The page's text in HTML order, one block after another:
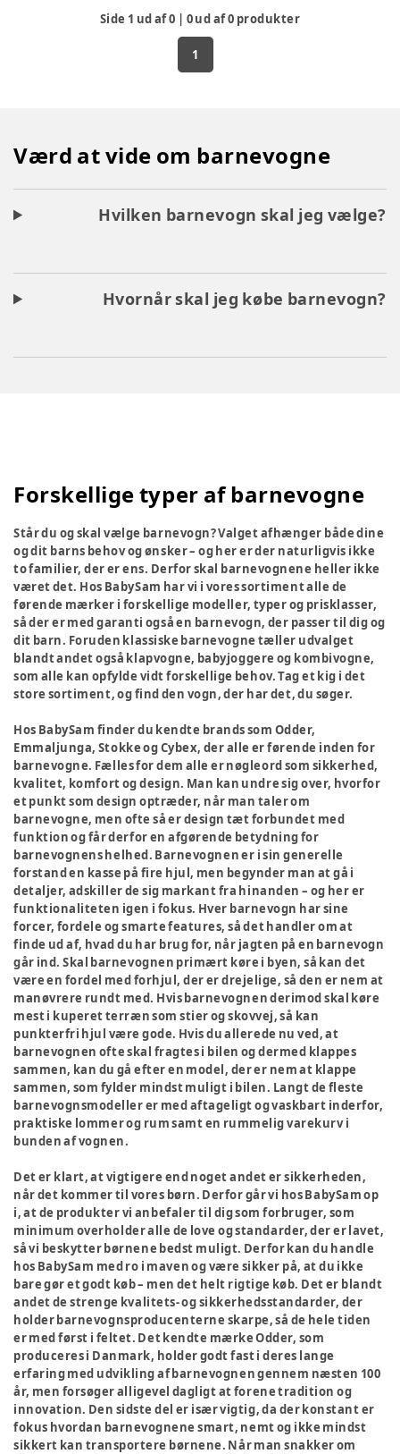
Side 1 ud af0 | 0ud af0 produkter
1
Værd at vide om barnevogne
Hvilken barnevogn skal jeg vælge?
Hvornår skal jeg købe barnevogn?
Forskellige typer af barnevogne
Står du og skal vælge barnevogn? Valget afhænger både dine
og dit barns behov og ønsker – og her er der naturligvis ikke
to familier, der er ens. Derfor skal barnevognene heller ikke
været det. Hos BabySam har vi i vores sortiment alle de
førende mærker i forskellige modeller, typer og prisklasser,
så der er med garanti også en barnevogn, der passer til dig og
dit barn. Foruden klassiske barnevogne tæller udvalget
blandt andet også klapvogne, babyjoggere og kombivogne,
som alle kan opfylde vidt forskellige behov. Tag et kig i det
store sortiment, og find den vogn, der har det, du søger.
Hos BabySam finder du kendte brands som Odder,
Emmaljunga, Stokke og Cybex, der alle er førende inden for
barnevogne. Fælles for dem alle er nøgleord som sikkerhed,
kvalitet, komfort og design. Man kan undre sig over, hvorfor
et punkt som design optræder, når man taler om
barnevogne, men ofte så er design tæt forbundet med
funktion og får derfor en afgørende betydning for
barnevognens helhed. Barnevognen er i sin generelle
forstand en kasse på fire hjul, men begynder man at gå i
detaljer, adskiller de sig markant fra hinanden – og her er
funktionaliteten igen i fokus. Hver barnevogn har sine
forcer, fordele og smarte features, så det handler om at
finde ud af, hvad du har brug for, når jagten på en barnevogn
går ind. Skal barnevognen primært køre i byen, så kan det
være en fordel med forhjul, der er drejelige, så den er nem at
manøvrere rundt med. Hvis barnevognen derimod skal køre
mest i kuperet terræn som stier og skovvej, så kan
punkterfri hjul være gode. Hvis du allerede nu ved, at
barnevognen ofte skal fragtes i bilen og dermed klappes
sammen, kan du gå efter en model, der er nem at klappe
sammen, som fylder mindst muligt i bilen. Langt de fleste
barnevognsmodeller er med aftageligt og vaskbart inderfor,
praktiske lommer og rum samt en rummelig varekurv i
bunden af vognen.
Det er klart, at vigtigere end noget andet er sikkerheden,
når det kommer til vores børn. Derfor går vi hos BabySam op
i, at de produkter vi anbefaler til dig som forbruger, som
minimum overholder alle de love og standarder, der er lavet,
så vi beskytter børnene bedst muligt. Derfor kan du handle
hos BabySam med ro i maven og være sikker på, at du ikke
bare gør et godt køb – men det helt rigtige køb. Det er blandt
andet de strenge kvalitets- og sikkerhedsstandarder, der
holder barnevognsproducenterne skarpe, så de hele tiden
er med først i feltet. Det kendte mærke Odder, som
produceres i Danmark, holder godt fast i deres lange
erfaring med udvikling af barnevognen gennem næsten 100
år, men forsøger alligevel dagligt at forene tradition og
innovation. Den sidste del er især vigtig, da der konstant er
fokus hvordan barnevognene smart, nemt og ikke mindst
sikkert kan transportere børnene. Når man snakker om